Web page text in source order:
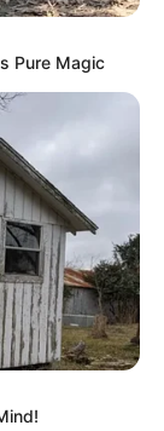
Pure Magic